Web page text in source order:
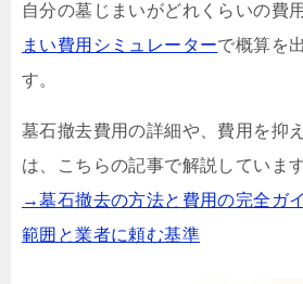
自分の墓じまいがどれくらいの費
まい費用シミュレーターで概算を
す。
墓石撤去費用の詳細や、費用を抑
は、こちらの記事で解説しています
→墓石撤去の方法と費用の完全ガ
範囲と業者に頼む基準